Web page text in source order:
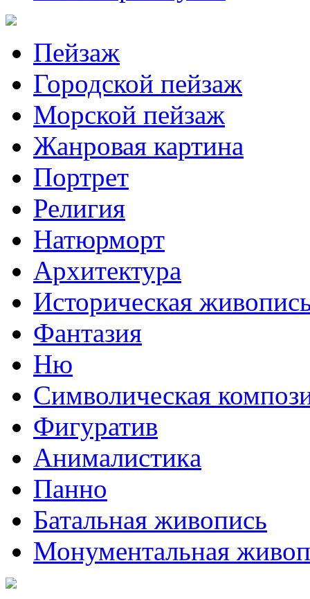
Пейзаж
Городской пейзаж
Морской пейзаж
Жанровая картина
Портрет
Религия
Натюрморт
Архитектура
Историческая
Фантазия
Ню
Символическая
Фигуратив
Анималистикa
Панно
Батальная живопись
Монументальная